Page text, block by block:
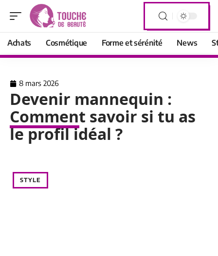
Achats Cosmétique Forme et sérénité News
8 mars 2026
Devenir mannequin :
Comment savoir si tu as
le profil idéal ?
STYLE